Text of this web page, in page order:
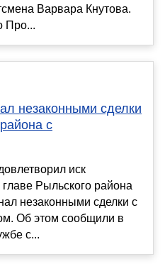
Варвара Кнутова.
Про...
незаконными сделки
с
иск
Рыльского района
незаконными сделки с
Об этом сообщили в
с...